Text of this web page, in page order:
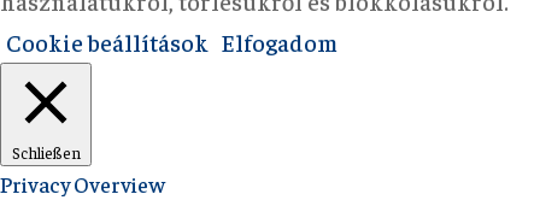
Cookie beállítások Elfogadom
Schließen
Privacy Overview